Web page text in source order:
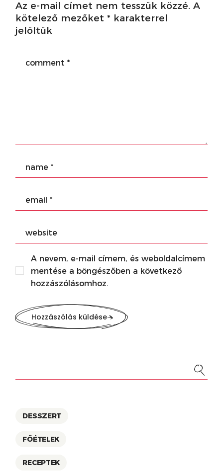
Az e-mail címet nem tesszük közzé. A
kötelező mezőket* karakterrel
jelöltük
A nevem, e-mail címem, és weboldalcímem
mentése a böngészőben a következő
hozzászólásomhoz.
Hozzászólás küldése
DESSZERT
FŐÉTELEK
RECEPTEK